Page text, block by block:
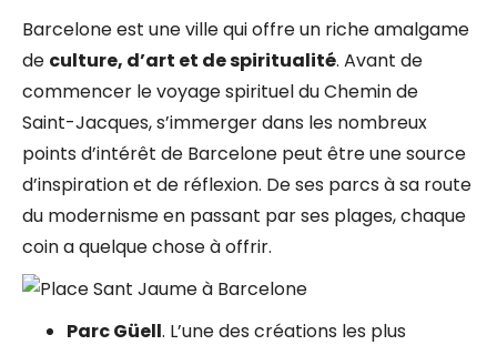
Barcelone est une ville qui offre un riche amalgame
de culture, d’art et de spiritualité. Avant de
commencer le voyage spirituel du Chemin de
Saint-Jacques, s’immerger dans les nombreux
points d’intérêt de Barcelone peut être une source
d’inspiration et de réflexion. De ses parcs à sa route
du modernisme en passant par ses plages, chaque
coin a quelque chose à offrir.
Parc Güell. L’une des créations les plus